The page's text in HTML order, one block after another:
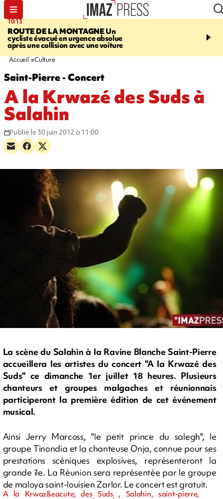
10:13
ROUTE DE LA MONTAGNEUn
cycliste évacué en urgence absolue
après une collision avec une voiture
12:23
peuvent éclater et
Accueil Culture
Saint-Pierre - Concert
A la Krwazé des Suds à
Salahin
Publié le 30 juin 2012 à 11:00
La scène du Salahin à la Ravine Blanche Saint-Pierre
accueillera les artistes du concert "A la Krwazé des
Suds" ce dimanche 1er juillet 18 heures. Plusieurs
chanteurs et groupes malgaches et réunionnais
participeront la première édition de cet événement
musical.
Ainsi Jerry Marcoss, "le petit prince du salegh", le
groupe Tinondia et la chanteuse Onja, connue pour ses
prestations scéniques explosives, représenteront la
grande île. La Réunion sera représentée par le groupe
de maloya saint-louisien Zarlor. Le concert est gratuit.
A la Krwaz&eacute; des Suds , Salahin, saint-pierre,